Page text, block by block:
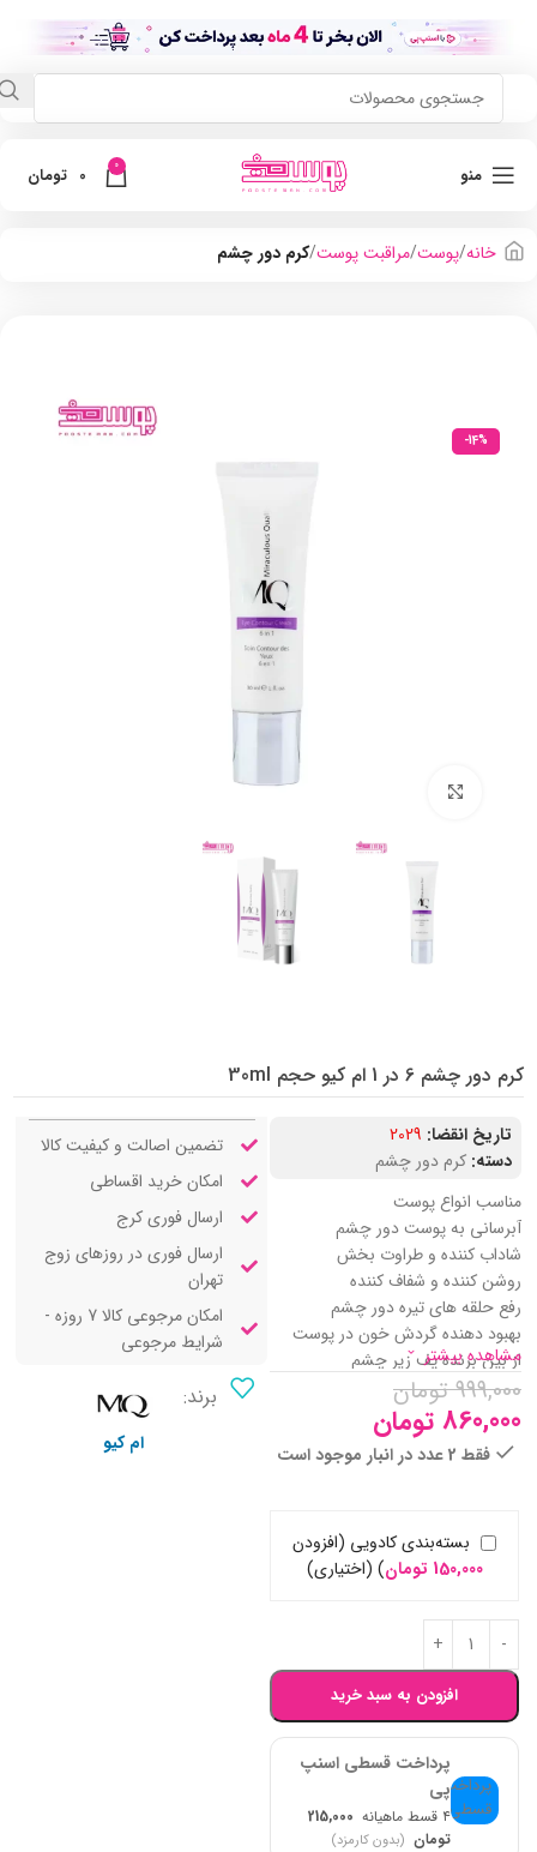
منو 0
0 تومان
خانه پوست مراقبت پوست کرم دور چشم
-14%
کرم دور چشم 6 در 1 ام کیو حجم 30ml
تاریخ انقضا: 2029
دسته: کرم دور چشم
مناسب انواع پوست
آبرسانی به پوست دور چشم
شاداب کننده و طراوت بخش
روشن کننده و شفاف کننده
رفع حلقه های تیره دور چشم
بهبود دهنده گردش خون در پوست
از بین برنده پف زیر چشم
حاوی فیلترهای ضد آفتاب
ضد چروک و رفع خطوط اطراف چشم
قابل استفاده برای اطراف لب
ضد التهاب و حساسیت
مشاهده بیشتر
999,000 تومان
860,000 تومان
فقط 2 عدد در انبار موجود است
بسته‌بندی کادویی (افزودن
150,000 تومان) (اختیاری)
افزودن به سبد خرید
پرداخت قسطی اسنپ
پی
۴ قسط ماهیانه
215,000
تومان (بدون کارمزد)
تضمین اصالت و کیفیت کالا
امکان خرید اقساطی
ارسال فوری کرج
ارسال فوری در روزهای زوج
تهران
امکان مرجوعی کالا 7 روزه -
شرایط مرجوعی
برند:
ام کیو